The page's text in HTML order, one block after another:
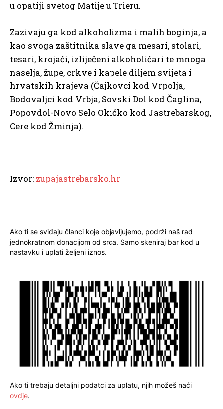
u opatiji svetog Matije u Trieru.
Zazivaju ga kod alkoholizma i malih boginja, a
kao svoga zaštitnika slave ga mesari, stolari,
tesari, krojači, izliječeni alkoholičari te mnoga
naselja, župe, crkve i kapele diljem svijeta i
hrvatskih krajeva (Čajkovci kod Vrpolja,
Bodovaljci kod Vrbja, Sovski Dol kod Čaglina,
Popovdol-Novo Selo Okićko kod Jastrebarskog,
Cere kod Žminja).
Izvor: zupajastrebarsko.hr
Ako ti se sviđaju članci koje objavljujemo, podrži naš rad
jednokratnom donacijom od srca. Samo skeniraj bar kod u
nastavku i uplati željeni iznos.
Ako ti trebaju detaljni podatci za uplatu, njih možeš naći
ovdje.